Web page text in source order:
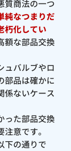
質商法の一つ
純なつまりだ
朽化してい
額な部品交換
ュバルブやロ
部品は確かに
係ないケース
った部品交換
意です。
下の通りで